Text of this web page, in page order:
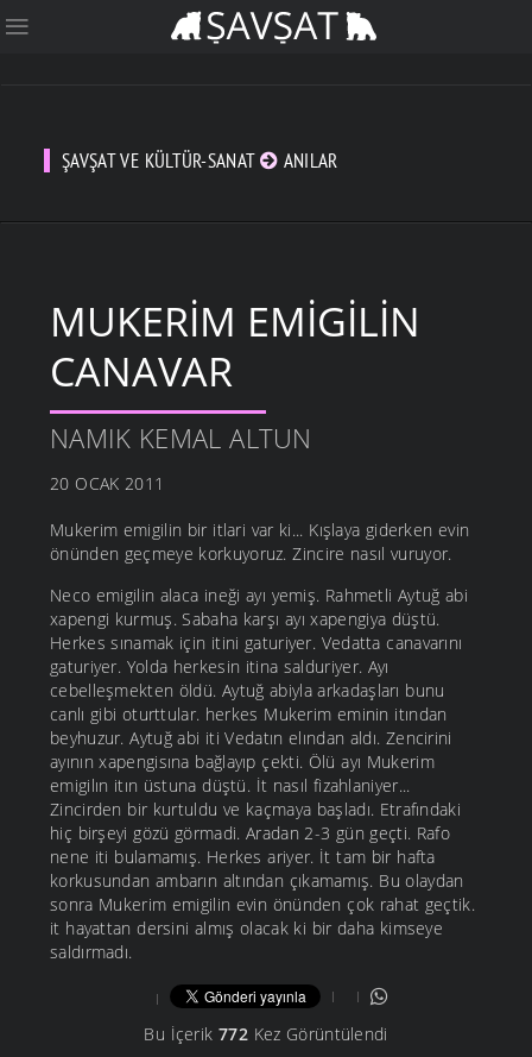
ŞAVŞAT VE KÜLTÜR-SANAT ANILAR
MUKERIM EMIGILIN
CANAVAR
NAMIK KEMAL ALTUN
20 OCAK 2011
Mukerim emigilin bir itlari var ki... Kışlaya giderken evin
önünden geçmeye korkuyoruz. Zincire nasıl vuruyor.
Neco emigilin alaca ineği ayı yemiş. Rahmetli Aytuğ abi
xapengi kurmuş. Sabaha karşı ayı xapengiya düştü.
Herkes sınamak için itini gaturiyer. Vedatta canavarını
gaturiyer. Yolda herkesin itina salduriyer. Ayı
cebelleşmekten öldü. Aytuğ abiyla arkadaşları bunu
canlı gibi oturttular. herkes Mukerim eminin itından
beyhuzur. Aytuğ abi iti Vedatın elından aldı. Zencirini
ayının xapengisına bağlayıp çekti. Ölü ayı Mukerim
emigilın itın üstuna düştü. İt nasıl fizahlaniyer...
Zincirden bir kurtuldu ve kaçmaya başladı. Etrafındaki
hiç birşeyi gözü görmadi. Aradan 2-3 gün geçti. Rafo
nene iti bulamamış. Herkes ariyer. İt tam bir hafta
korkusundan ambarın altından çıkamamış. Bu olaydan
sonra Mukerim emigilin evin önünden çok rahat geçtik.
it hayattan dersini almış olacak ki bir daha kimseye
saldırmadı.
Bu İçerik 772Kez Görüntülendi